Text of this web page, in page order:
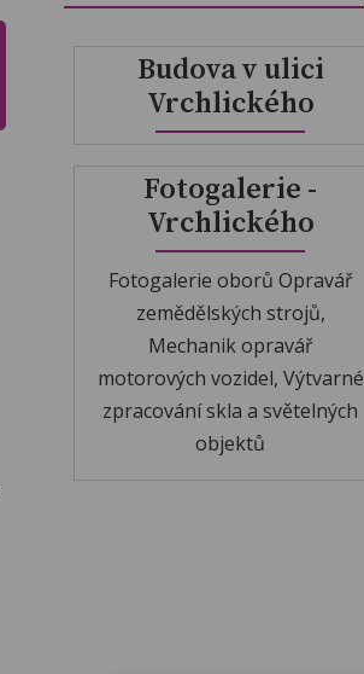
Budova v ulici
Vrchlického
Fotogalerie -
Vrchlického
Fotogalerie oborů Opravář
zemědělských strojů,
Mechanik opravář
motorových vozidel, Výtvarné
zpracování skla a světelných
objektů